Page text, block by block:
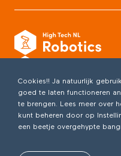
Cookies!! Ja natuurlijk
goed te laten functioneren
te brengen. Lees meer over
kunt beheren door op
een beetje overgehypte